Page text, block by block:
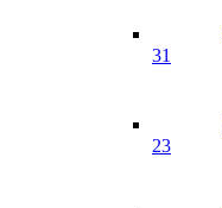
31
23